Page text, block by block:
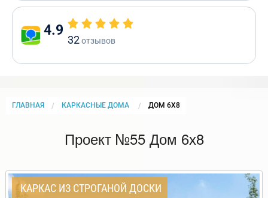
4.9
32отзывов
ГЛАВНАЯ КАРКАСНЫЕ ДОМА CURRENT:
ДОМ 6Х8
Проект №55 Дом 6х8
КАРКАС ИЗ СТРОГАНОЙ ДОСКИ